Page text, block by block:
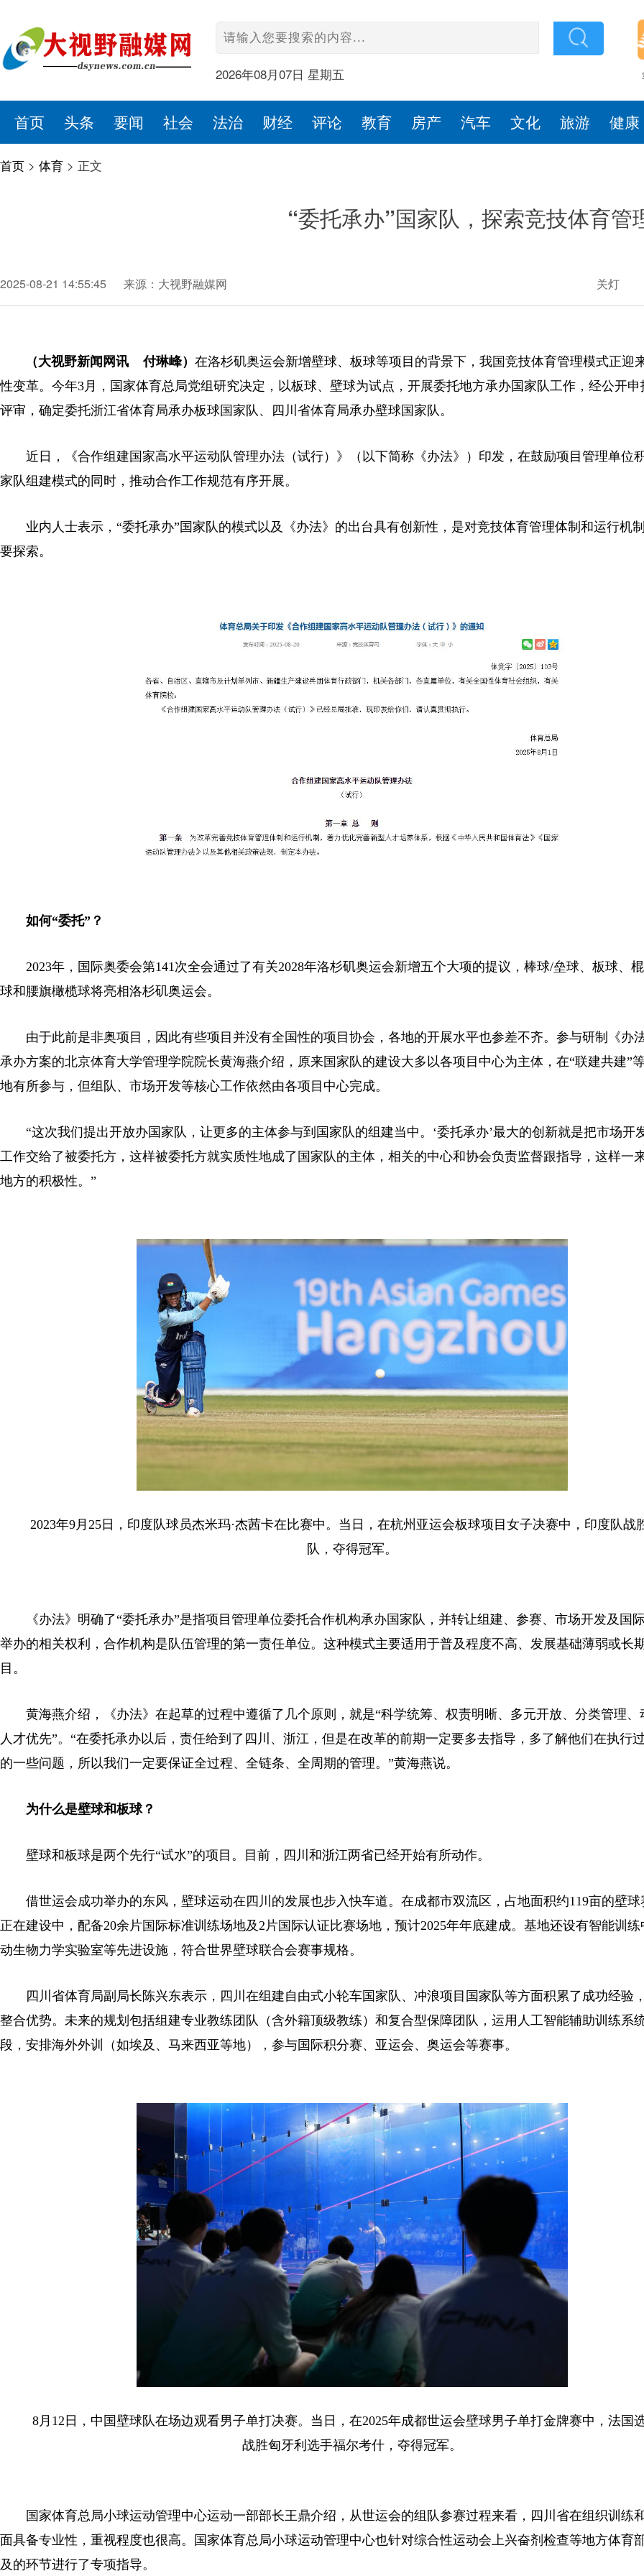
2026年08月07日 星期五
首页 头条 要闻 社会 法治 财经 评论 教育 房产 汽车 文化 旅游 健康
首页 > 体育 > 正文
“委托承办”国家队，探索竞技体育管
2025-08-21 14:55:45 来源：大视野融媒网 关灯
（大视野新闻网讯 付琳峰） 在洛杉矶奥运会新增壁球、板球等项目的背景下，我国竞技体育管理模式正迎
性变革。今年3月，国家体育总局党组研究决定，以板球、壁球为试点，开展委托地方承办国家队工作，经公开申
评审，确定委托浙江省体育局承办板球国家队、四川省体育局承办壁球国家队。
近日，《合作组建国家高水平运动队管理办法（试行）》（以下简称《办法》）印发，在鼓励项目管理单位
家队组建模式的同时，推动合作工作规范有序开展。
业内人士表示，“委托承办”国家队的模式以及《办法》的出台具有创新性，是对竞技体育管理体制和运行机
要探索。
如何“委托”？
2023年，国际奥委会第141次全会通过了有关2028年洛杉矶奥运会新增五个大项的提议，棒球/垒球、板球、
球和腰旗橄榄球将亮相洛杉矶奥运会。
由于此前是非奥项目，因此有些项目并没有全国性的项目协会，各地的开展水平也参差不齐。参与研制《办
承办方案的北京体育大学管理学院院长黄海燕介绍，原来国家队的建设大多以各项目中心为主体，在“联建共建”
地有所参与，但组队、市场开发等核心工作依然由各项目中心完成。
“这次我们提出开放办国家队，让更多的主体参与到国家队的组建当中。‘委托承办’最大的创新就是把市场开
工作交给了被委托方，这样被委托方就实质性地成了国家队的主体，相关的中心和协会负责监督跟指导，这样一
地方的积极性。”
2023年9月25日，印度队球员杰米玛·杰茜卡在比赛中。当日，在杭州亚运会板球项目女子决赛中，印度队战
队，夺得冠军。
《办法》明确了“委托承办”是指项目管理单位委托合作机构承办国家队，并转让组建、参赛、市场开发及国
举办的相关权利，合作机构是队伍管理的第一责任单位。这种模式主要适用于普及程度不高、发展基础薄弱或长
目。
黄海燕介绍，《办法》在起草的过程中遵循了几个原则，就是“科学统筹、权责明晰、多元开放、分类管理、
人才优先”。“在委托承办以后，责任给到了四川、浙江，但是在改革的前期一定要多去指导，多了解他们在执行
的一些问题，所以我们一定要保证全过程、全链条、全周期的管理。”黄海燕说。
为什么是壁球和板球？
壁球和板球是两个先行“试水”的项目。目前，四川和浙江两省已经开始有所动作。
借世运会成功举办的东风，壁球运动在四川的发展也步入快车道。在成都市双流区，占地面积约119亩的壁球
正在建设中，配备20余片国际标准训练场地及2片国际认证比赛场地，预计2025年年底建成。基地还设有智能训练
动生物力学实验室等先进设施，符合世界壁球联合会赛事规格。
四川省体育局副局长陈兴东表示，四川在组建自由式小轮车国家队、冲浪项目国家队等方面积累了成功经验
整合优势。未来的规划包括组建专业教练团队（含外籍顶级教练）和复合型保障团队，运用人工智能辅助训练系
段，安排海外外训（如埃及、马来西亚等地），参与国际积分赛、亚运会、奥运会等赛事。
8月12日，中国壁球队在场边观看男子单打决赛。当日，在2025年成都世运会壁球男子单打金牌赛中，法国
战胜匈牙利选手福尔考什，夺得冠军。
国家体育总局小球运动管理中心运动一部部长王鼎介绍，从世运会的组队参赛过程来看，四川省在组织训练
面具备专业性，重视程度也很高。国家体育总局小球运动管理中心也针对综合性运动会上兴奋剂检查等地方体育
及的环节进行了专项指导。